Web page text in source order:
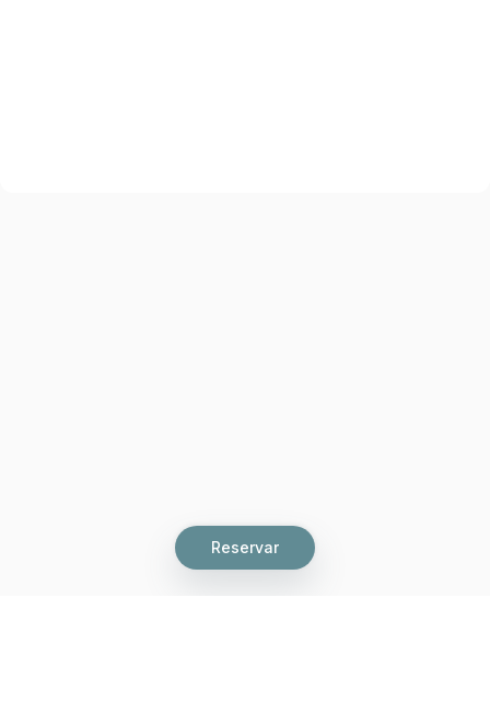
Reservar